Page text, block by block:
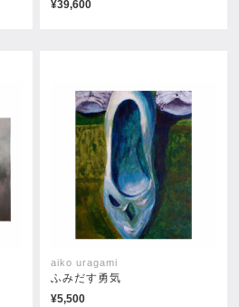
¥39,600
aiko uragami
ふみだす勇気
¥5,500